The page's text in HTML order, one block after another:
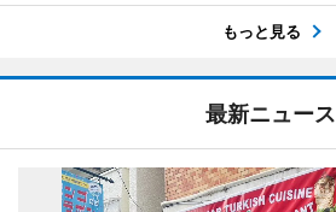
もっと見る
最新ニュース